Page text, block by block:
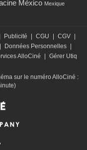
México Mexique
Publicité CGU CGV
Données Personnelles
AlloCiné
Gérer Utiq
sur le numéro AlloCiné :